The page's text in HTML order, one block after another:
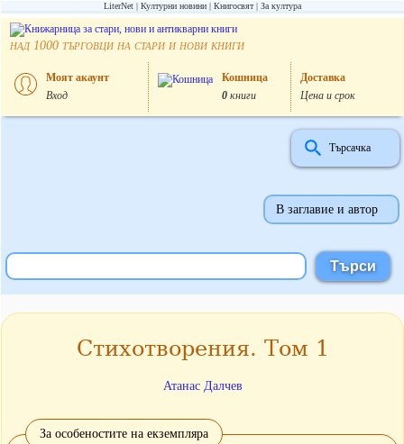
LiterNet Културни новини Книгосвят За култура
над 1000 търговци на стари и нови книги
Моят акаунт
Вход
Кошница
0книги
Доставка
Цена и срок
Търсачка
В заглавие и автор
Стихотворения. Том 1
Атанас Далчев
За особеностите на екземпляра